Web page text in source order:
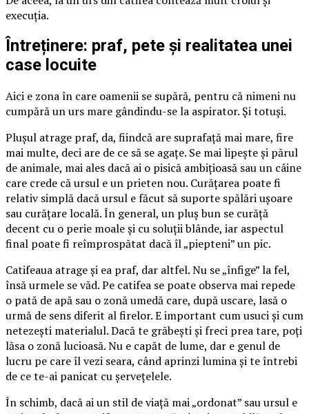
execuția.
Întreținere: praf, pete și realitatea unei
case locuite
Aici e zona în care oamenii se supără, pentru că nimeni nu
cumpără un urs mare gândindu-se la aspirator. Și totuși.
Plușul atrage praf, da, fiindcă are suprafață mai mare, fire
mai multe, deci are de ce să se agațe. Se mai lipește și părul
de animale, mai ales dacă ai o pisică ambițioasă sau un câine
care crede că ursul e un prieten nou. Curățarea poate fi
relativ simplă dacă ursul e făcut să suporte spălări ușoare
sau curățare locală. În general, un pluș bun se curăță
decent cu o perie moale și cu soluții blânde, iar aspectul
final poate fi reîmprospătat dacă îl „piepteni” un pic.
Catifeaua atrage și ea praf, dar altfel. Nu se „înfige” la fel,
însă urmele se văd. Pe catifea se poate observa mai repede
o pată de apă sau o zonă umedă care, după uscare, lasă o
urmă de sens diferit al firelor. E important cum usuci și cum
netezești materialul. Dacă te grăbești și freci prea tare, poți
lăsa o zonă lucioasă. Nu e capăt de lume, dar e genul de
lucru pe care îl vezi seara, când aprinzi lumina și te întrebi
de ce te-ai panicat cu șervețelele.
În schimb, dacă ai un stil de viață mai „ordonat” sau ursul e